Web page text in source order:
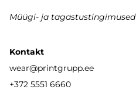
Müügi- ja tagastustingimused
Kontakt
wear@printgrupp.ee
+372 5551 6660